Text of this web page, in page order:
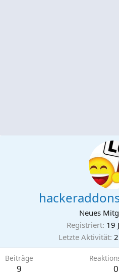
Neues
Registriert 19
Letzte Aktivität
Beiträge
9 0